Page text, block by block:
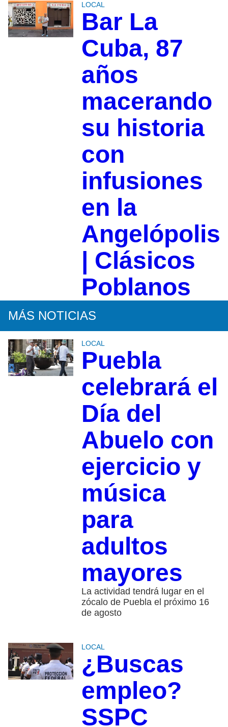
LOCAL
Bar La
Cuba, 87
años
macerando
su historia
con
infusiones
en la
Angelópolis
| Clásicos
Poblanos
MÁS NOTICIAS
LOCAL
Puebla
celebrará el
Día del
Abuelo con
ejercicio y
música
para
adultos
mayores
La actividad tendrá lugar en el
zócalo de Puebla el próximo 16
de agosto
LOCAL
¿Buscas
empleo?
SSPC